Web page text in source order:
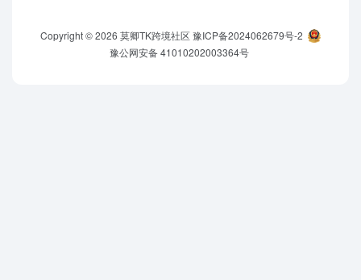
Copyright © 2026 莫卿TK跨境社区 豫ICP备2024062679号-2
豫公网安备 41010202003364号